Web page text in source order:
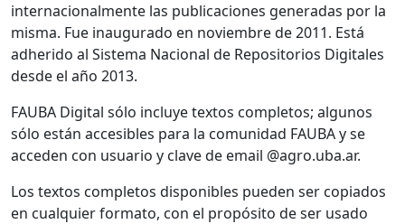
internacionalmente las publicaciones generadas por la
misma. Fue inaugurado en noviembre de 2011. Está
adherido al Sistema Nacional de Repositorios Digitales
desde el año 2013.
FAUBA Digital sólo incluye textos completos; algunos
sólo están accesibles para la comunidad FAUBA y se
acceden con usuario y clave de email @agro.uba.ar.
Los textos completos disponibles pueden ser copiados
en cualquier formato, con el propósito de ser usado